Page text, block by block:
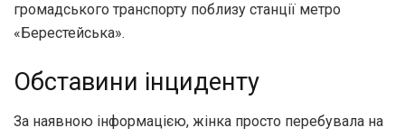
громадського транспорту поблизу станції метро
«Берестейська».
Обставини інциденту
За наявною інформацією, жінка просто перебувала на